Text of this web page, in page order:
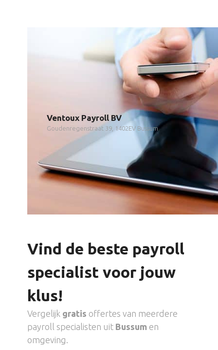
Ventoux Payroll BV
Goudenregenstraat 39, 1402EV Bussum
Vind de beste payroll
specialist voor jouw
klus!
Vergelijk gratis offertes van meerdere
payroll specialisten uit Bussum en
omgeving.